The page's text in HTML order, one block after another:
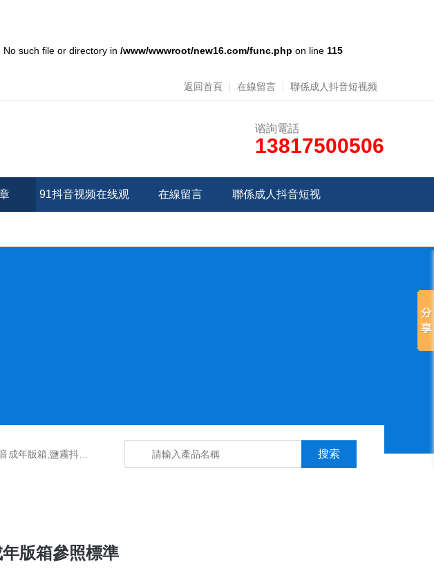
such file or directory in /www/wwwroot/new16.com/func.php on line 115
返回首頁 在線留言 聯係成人抖音短视频
谘詢電話
13817500506
91抖音视频在线观 在線留言 聯係成人抖音短视
年版箱，汽車內飾材料燃燒抖音成年版機
版箱參照標準